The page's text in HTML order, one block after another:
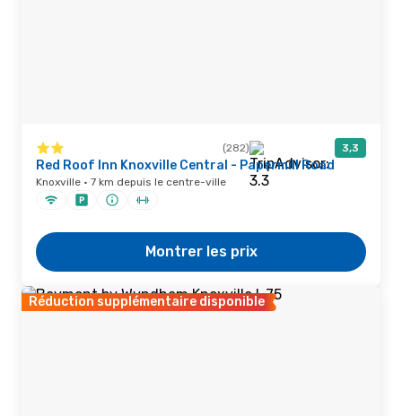
(282) 3,3
Red Roof Inn Knoxville Central - Papermill Road
Knoxville · 7 km depuis le centre-ville
Montrer les prix
Réduction supplémentaire disponible